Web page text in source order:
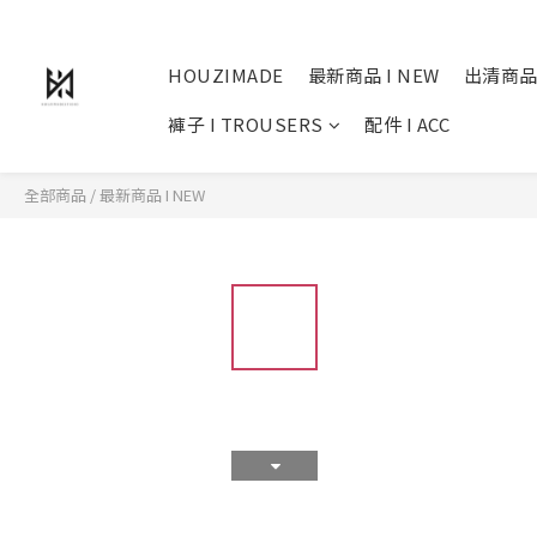
HOUZIMADE 最新商品 I NEW
出清商
褲子 I TROUSERS
配件 I ACC
全部商品 /最新商品 I NEW